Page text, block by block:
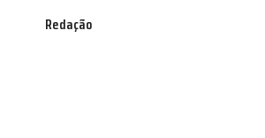
Redação